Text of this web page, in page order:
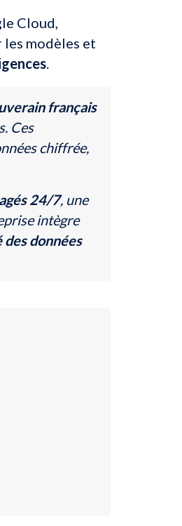
Cloud,
les modèles et
.
français
Ces
chiffrée,
24/7, une
intègre
données